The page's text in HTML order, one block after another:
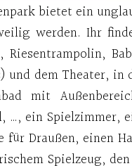
bietet ein
werden. Ihr
Riesentrampolin,
und dem Theater,
mit
…, ein Spielzimmer,
für Draußen, einen
Spielzeug,